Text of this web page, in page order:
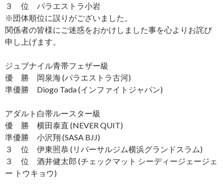
３ 位 パラエストラ小岩
※団体順位に誤りがございました。
関係者の皆様にご迷惑をおかけしました事を心よりお詫び
申し上げます。
ジュブナイル青帯フェザー級
優 勝 岡泉海 (パラエストラ古河)
準優勝 Diogo Tada (インファイトジャパン)
アダルト白帯ルースター級
優 勝 横田泰直 (NEVER QUIT)
準優勝 小沢翔 (SASA BJJ)
３ 位 伊東照恭 (リバーサルジム横浜グランドスラム)
３ 位 酒井健太郎 (チェックマット シーディージェージェ
ー トウキョウ)